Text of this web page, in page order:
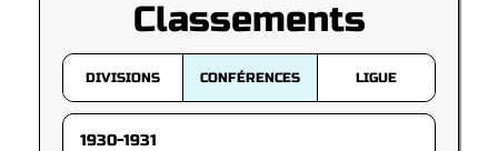
Classements
DIVISIONS CONFÉRENCES LIGUE